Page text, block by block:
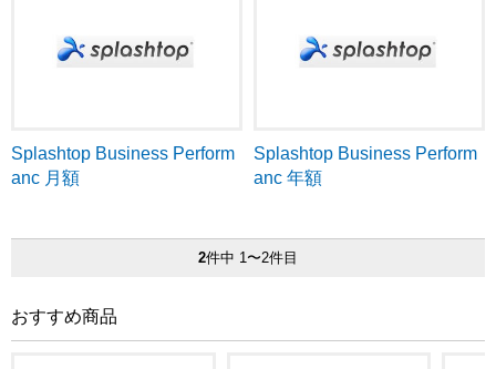
Splashtop Business Perform
anc 月額
Splashtop Business Perform
anc 年額
2件中 1〜2件目
おすすめ商品